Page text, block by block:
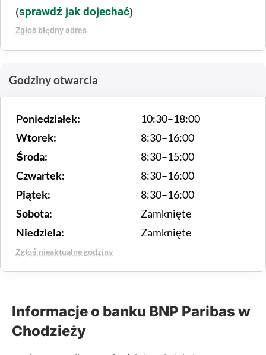
(sprawdź jak dojechać)
Zgłoś błędny adres
Godziny otwarcia
Poniedziałek:
10:30–18:00
Wtorek:
8:30–16:00
Środa:
8:30–15:00
Czwartek:
8:30–16:00
Piątek:
8:30–16:00
Sobota:
Zamknięte
Niedziela:
Zamknięte
Zgłoś nieaktualne godziny
Informacje o banku BNP Paribas w
Chodzieży